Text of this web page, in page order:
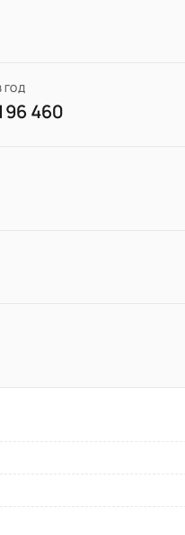
ГОД
460